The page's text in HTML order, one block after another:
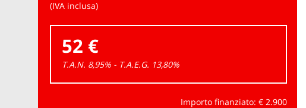
(IVA inclusa)
52 €
T.A.N. 8,95% - T.A.E.G. 13,80%
Importo finanziato: € 2.900